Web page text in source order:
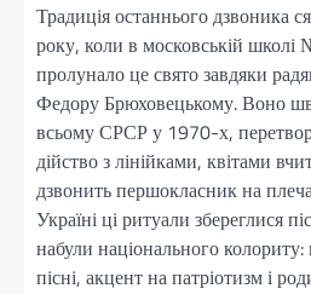
Традиція останнього дзвоника
року, коли в московській
пролунало це свято завдяки
Федору Брюховецькому. Воно
всьому СРСР у 1970-х,
дійство з лінійками, квітами
дзвонить першокласник на
Україні ці ритуали збереглися
набули національного
пісні, акцент на патріотизм і